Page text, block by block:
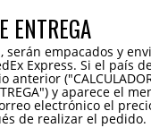
ENTREGA
empacados y
Express. Si el país
y aparece el
electrónico el
de realizar el pedido.